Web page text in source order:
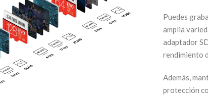
Puedes
amplia
adaptador
rendimiento
Además,
protección